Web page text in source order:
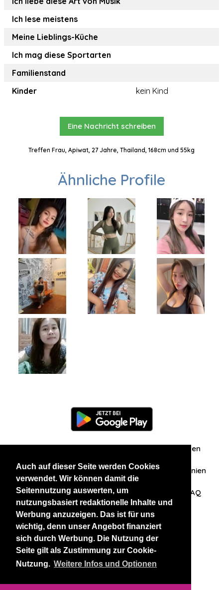
Auch auf dieser Seite werden Cookies
verwendet. Wir können damit die
Seitennutzung auswerten, um
nutzungsbasiert redaktionelle Inhalte und
Werbung anzuzeigen. Das ist für uns
wichtig, denn unser Angebot finanziert
sich durch Werbung. Die Nutzung der
Seite gilt als Zustimmung zur Cookie-
Nutzung. Weitere Infos und Optionen
Ich lese meistens
Meine Lieblings-Küche
Ich mag diese Sportarten
Familienstand
Kinder
kein Kind
Eine Nachricht schreiben
Treffen Frau, Apiwat, 27 Jahre, Thailand, 168cm und 55kg
Ähnliche Profile
Zuschriften/Erfahrungen
Datenschutzerklärung AGB Datenschutzrichtlinien
Nehmen Sie Kontakt mit uns auf FAQ
Unsere anderen Websites
BlackAndBeauties RussianKisses